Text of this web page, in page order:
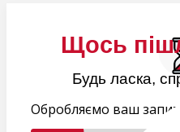
Щось
Будь ласка,
Обробляємо ваш запит..